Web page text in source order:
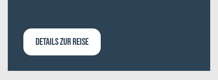
DETAILS ZUR REISE